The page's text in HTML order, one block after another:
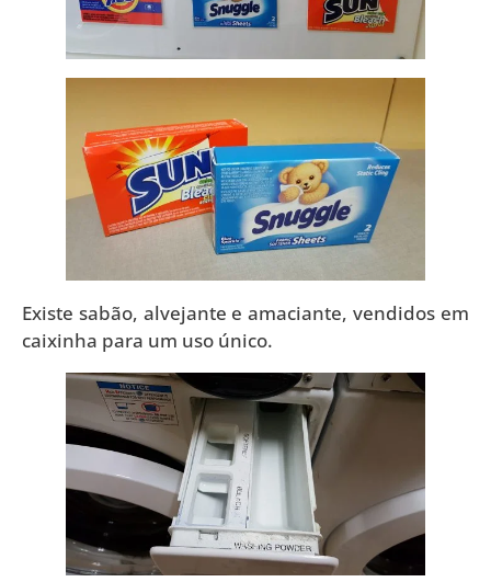
Existe sabão, alvejante e amaciante, vendidos em
caixinha para um uso único.